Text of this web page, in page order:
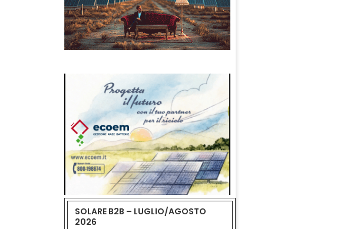
SOLARE B2B – LUGLIO/AGOSTO
2026